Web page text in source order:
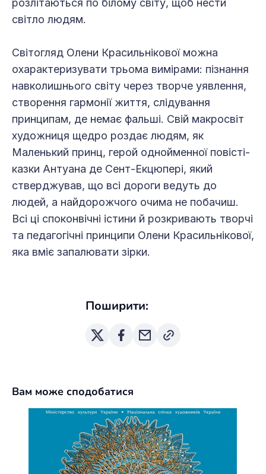
розлітаються по білому світу, щоб нести
світло людям.
Світогляд Олени Красильнікової можна
охарактеризувати трьома вимірами: пізнання
навколишнього світу через творче уявлення,
створення гармонії життя, слідування
принципам, де немає фальші. Свій макросвіт
художниця щедро роздає людям, як
Маленький принц, герой однойменної повісті-
казки Антуана де Сент-Екцюпері, який
стверджував, що всі дороги ведуть до
людей, а найдорожчого очима не побачиш.
Всі ці споконвічні істини й розкривають творчі
та педагогічні принципи Олени Красильнікової,
яка вміє запалювати зірки.
Поширити:
Вам може сподобатися